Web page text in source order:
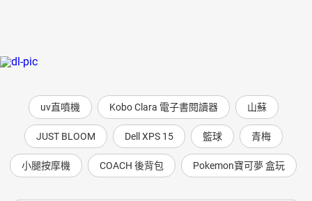
uv直噴機 Kobo Clara 電子書閱讀器 山蘇
JUST BLOOM Dell XPS 15 籃球 青梅
小腿按摩機 COACH 後背包 Pokemon寶可夢 盒玩